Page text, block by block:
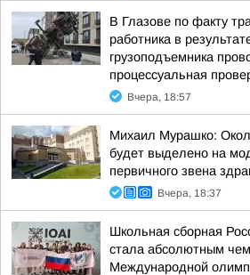
В Глазове по факту
работника в
грузоподъемника
процессуальная
Вчера, 18:57
Михаил Мурашко:
будет выделено на
первичного звена
Вчера, 18:37
Школьная сборная
стала абсолютным
Международной